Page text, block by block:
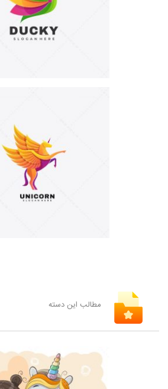
مطالب این دسته